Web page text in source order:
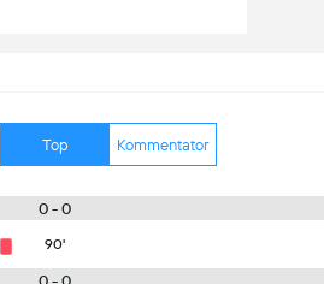
Top Kommentator
0 - 0
90'
0 - 0